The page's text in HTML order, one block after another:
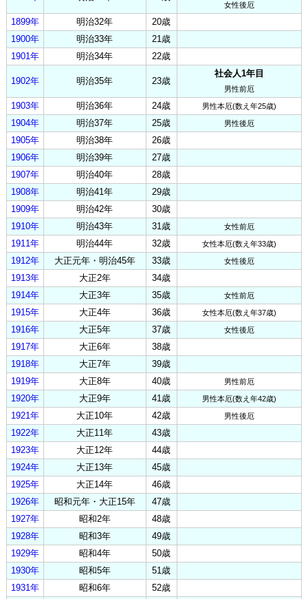
女性後厄
1899年 明治32年
20歳
1900年
明治33年
21歳
1901年
明治34年 22歳
1902年 明治35年 23歳
社会人1年目
男性前厄
1903年 明治36年 24歳 男性本厄(数え年25歳)
1904年 明治37年 25歳 男性後厄
1905年 明治38年
26歳
1906年
明治39年
27歳
1907年
明治40年
28歳
1908年
明治41年
29歳
1909年
明治42年
30歳
1910年
明治43年 31歳 女性前厄
1911年 明治44年 32歳 女性本厄(数え年33歳)
1912年 大正元年・明治45年 33歳 女性後厄
1913年 大正2年
34歳
1914年
大正3年 35歳 女性前厄
1915年 大正4年 36歳 女性本厄(数え年37歳)
1916年 大正5年 37歳 女性後厄
1917年 大正6年
38歳
1918年
大正7年
39歳
1919年
大正8年 40歳 男性前厄
1920年 大正9年 41歳 男性本厄(数え年42歳)
1921年 大正10年 42歳 男性後厄
1922年 大正11年
43歳
1923年
大正12年
44歳
1924年
大正13年
45歳
1925年
大正14年
46歳
1926年
昭和元年・大正15年
47歳
1927年
昭和2年
48歳
1928年
昭和3年
49歳
1929年
昭和4年
50歳
1930年
昭和5年
51歳
1931年
昭和6年
52歳